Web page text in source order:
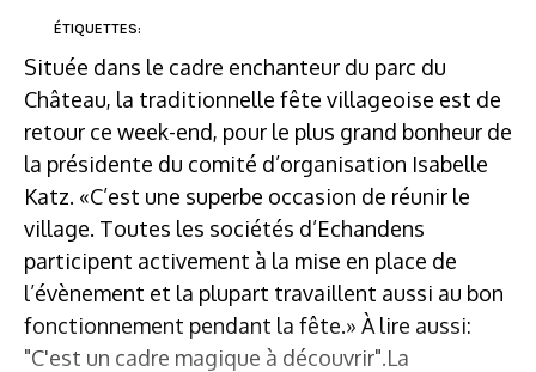
ÉTIQUETTES:
Située dans le cadre enchanteur du parc du
Château, la traditionnelle fête villageoise est de
retour ce week-end, pour le plus grand bonheur de
la présidente du comité d’organisation Isabelle
Katz. «C’est une superbe occasion de réunir le
village. Toutes les sociétés d’Echandens
participent activement à la mise en place de
l’évènement et la plupart travaillent aussi au bon
fonctionnement pendant la fête.» À lire aussi:
"C'est un cadre magique à découvrir".La